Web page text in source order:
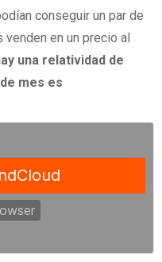
conseguir un par de
en un precio al
una relatividad de
mes es